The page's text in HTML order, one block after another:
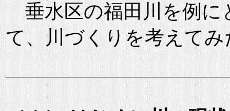
垂水区の福田川を例に
て、川づくりを考えて